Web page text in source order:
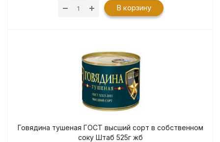
В корзину
Говядина тушеная ГОСТ высший сорт в собственном
соку Штаб 525г жб